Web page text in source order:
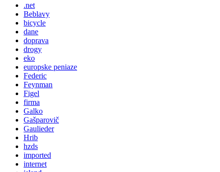
.net
Beblavy
bicycle
dane
doprava
drogy
eko
europske peniaze
Federic
Feynman
Figel
firma
Galko
Gašparovič
Gaulieder
Hrib
hzds
imported
internet